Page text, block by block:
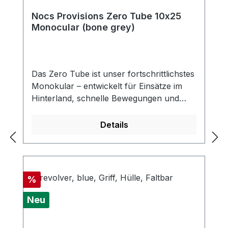
Nocs Provisions Zero Tube 10x25
Monocular (bone grey)
Das Zero Tube ist unser fortschrittlichstes
Monokular – entwickelt für Einsätze im
Hinterland, schnelle Bewegungen und
Glas, dielektrisch beschichteten BaK4-
mehrfachvergüteten Linsen bietet es
außergewöhnliche Auflösung, Kontrast
und Farbtreue in einer Form, die in Ihrer
Ausrüstung fast unsichtbar bleibt. Das ist
Präzisionsoptik für alle, die mit leichtem
Gepäck unterwegs sind und weit blicken
Details
Rabatt
%
Neu